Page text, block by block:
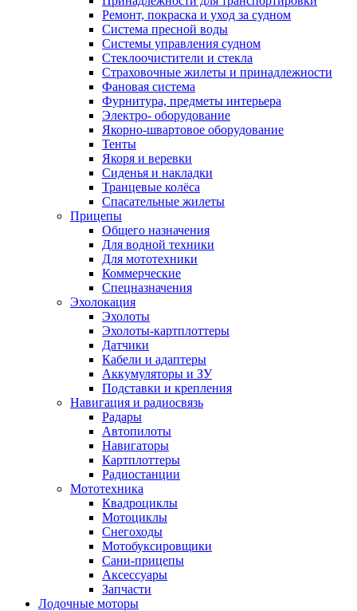
Ремонт, покраска и уход за судном
Система пресной воды
Системы управления судном
Стеклоочистители и стекла
Страховочные жилеты и принадлежности
Фановая система
Фурнитура, предметы интерьера
Электро- оборудование
Якорно-швартовое оборудование
Тенты
Якоря и веревки
Сиденья и накладки
Транцевые колёса
Спасательные жилеты
Прицепы
Общего назначения
Для водной техники
Для мототехники
Коммерческие
Спецназначения
Эхолокация
Эхолоты
Эхолоты-картплоттеры
Датчики
Кабели и адаптеры
Аккумуляторы и ЗУ
Подставки и крепления
Навигация и радиосвязь
Радары
Автопилоты
Навигаторы
Картплоттеры
Радиостанции
Мототехника
Квадроциклы
Мотоциклы
Снегоходы
Мотобуксировщики
Сани-прицепы
Аксессуары
Запчасти
Лодочные моторы